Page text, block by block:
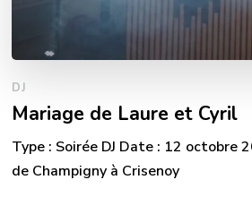
DJ
Mariage de Laure et Cyril
Type : Soirée DJ Date : 12 octobre
de Champigny à Crisenoy